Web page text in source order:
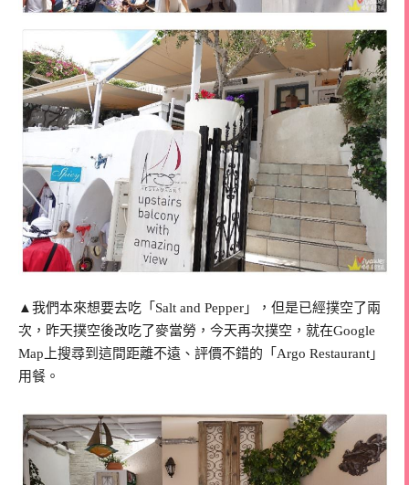
▲我們本來想要去吃「Salt and Pepper」，但是已經撲空了兩
次，昨天撲空後改吃了麥當勞，今天再次撲空，就在Google
Map上搜尋到這間距離不遠、評價不錯的「Argo Restaurant」
用餐。